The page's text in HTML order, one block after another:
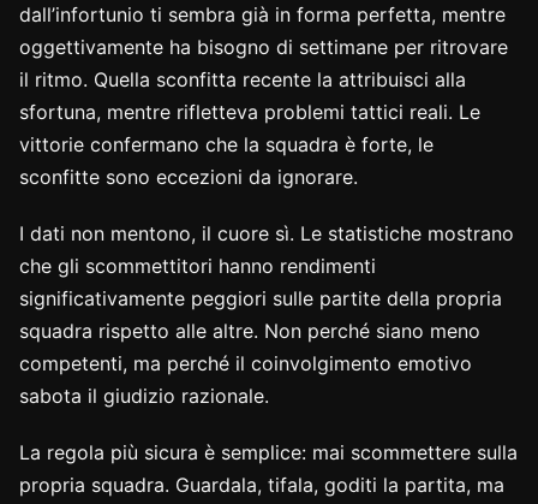
dall’infortunio ti sembra già in forma perfetta, mentre
oggettivamente ha bisogno di settimane per ritrovare
il ritmo. Quella sconfitta recente la attribuisci alla
sfortuna, mentre rifletteva problemi tattici reali. Le
vittorie confermano che la squadra è forte, le
sconfitte sono eccezioni da ignorare.
I dati non mentono, il cuore sì. Le statistiche mostrano
che gli scommettitori hanno rendimenti
significativamente peggiori sulle partite della propria
squadra rispetto alle altre. Non perché siano meno
competenti, ma perché il coinvolgimento emotivo
sabota il giudizio razionale.
La regola più sicura è semplice: mai scommettere sulla
propria squadra. Guardala, tifala, goditi la partita, ma